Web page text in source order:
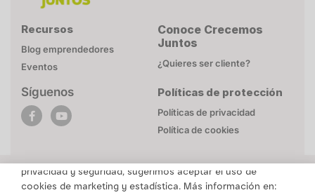
Recursos
Blog emprendedores
Eventos
Síguenos
Conoce Crecemos
Juntos
¿Quieres ser cliente?
Políticas de protección
Políticas de privacidad
Política de cookies
POLÍTICA DE COOKIES
Esta página web utiliza cookies necesarias para su
privacidad y seguridad, sugerimos aceptar el uso de
cookies de marketing y estadística. Más información en: